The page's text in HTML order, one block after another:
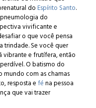
do Espírito Santo.
do
vivificante e
o que você pensa
trindade. Se você quer
vibrante e frutífera, então
O batismo do
mundo com as chamas
resposta eféna pessoa
que vai trazer